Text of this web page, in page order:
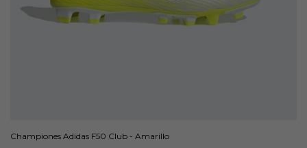
Championes Adidas F50 Club - Amarillo